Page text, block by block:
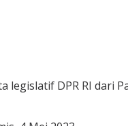
DPR RI dari